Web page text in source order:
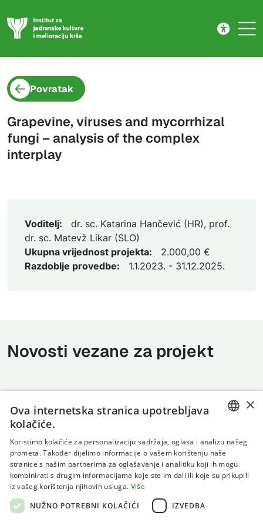
Povratak
Grapevine, viruses and mycorrhizal
fungi – analysis of the complex
interplay
Voditelj:
dr. sc. Katarina Hančević (HR), prof.
dr. sc. Matevž Likar (SLO)
Ukupna vrijednost projekta:
2.000,00 €
Razdoblje provedbe:
1.1.2023. - 31.12.2025.
Novosti vezane za projekt
Uvjeti korištenja
Politika privatnosti
ENGLISH
×
Ova internetska stranica upotrebljava
kolačiće.
Koristimo kolačiće za personalizaciju sadržaja, oglasa i analizu našeg
prometa. Također dijelimo informacije o vašem korištenju naše
stranice s našim partnerima za oglašavanje i analitiku koji ih mogu
kombinirati s drugim informacijama koje ste im dali ili koje su prikupili
iz vašeg korištenja njihovih usluga. Više
NUŽNO POTREBNI KOLAČIĆI
IZVEDBA